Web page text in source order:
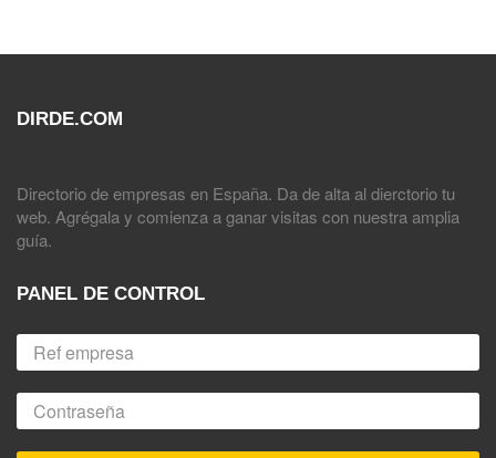
DIRDE.COM
Directorio de empresas en España. Da de alta al dierctorio tu
web. Agrégala y comienza a ganar visitas con nuestra amplia
guía.
PANEL DE CONTROL